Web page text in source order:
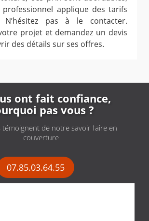
applique des tarifs
N’hésitez pas à le contacter.
projet et demandez un devis
des détails sur ses offres.
ont fait confiance,
pas vous ?
témoignent de notre savoir faire en
couverture
07.85.03.64.55